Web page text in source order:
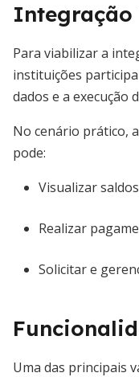
Integração
Para viabilizar a
instituições
dados e a execução
No cenário prático,
pode:
Visualizar
Realizar
Solicitar e
Uma das principais